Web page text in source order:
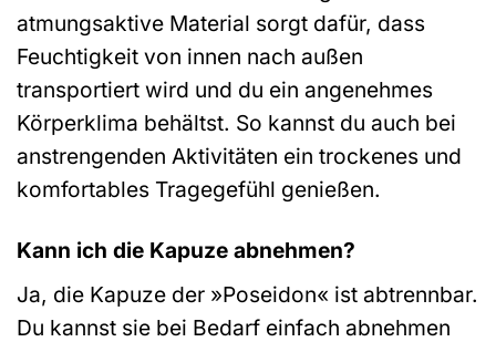
atmungsaktive Material sorgt dafür, dass
Feuchtigkeit von innen nach außen
transportiert wird und du ein angenehmes
Körperklima behältst. So kannst du auch bei
anstrengenden Aktivitäten ein trockenes und
komfortables Tragegefühl genießen.
Kann ich die Kapuze abnehmen?
Ja, die Kapuze der »Poseidon« ist abtrennbar.
Du kannst sie bei Bedarf einfach abnehmen